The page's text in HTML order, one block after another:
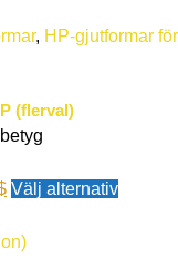
, HP-gjutformar för
(flerval)
Välj alternativ